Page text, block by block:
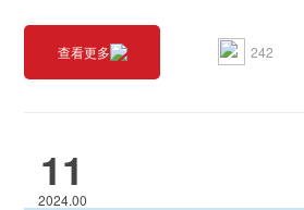
查看更多 242
11
2024.00